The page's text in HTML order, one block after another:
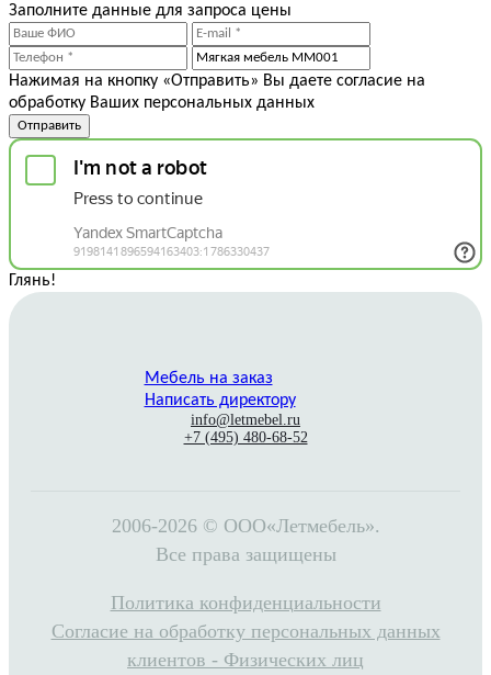
Заполните данные для запроса цены
Нажимая на кнопку «Отправить» Вы даете согласие на
обработку Ваших персональных данных
Отправить
Глянь!
Мебель на заказ
Написать директору
info@letmebel.ru
+7 (495) 480-68-52
2006-2026 © ООО«Летмебель».
Все права защищены
Политика конфиденциальности
Согласие на обработку персональных данных
клиентов - Физических лиц